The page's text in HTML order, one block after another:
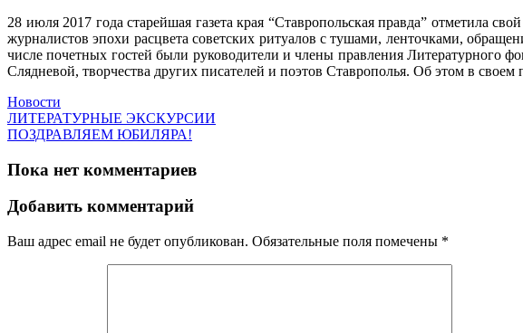
28 июля 2017 года старейшая газета края “Ставропольская правда” отметила
журналистов эпохи расцвета советских ритуалов с тушами, ленточками,
числе почетных гостей были руководители и члены правления Литературного
Слядневой, творчества других писателей и поэтов Ставрополья. Об этом в
Новости
ЛИТЕРАТУРНЫЕ ЭКСКУРСИИ
ПОЗДРАВЛЯЕМ ЮБИЛЯРА!
Пока нет комментариев
Добавить комментарий
Ваш адрес email не будет опубликован. Обязательные поля помечены *